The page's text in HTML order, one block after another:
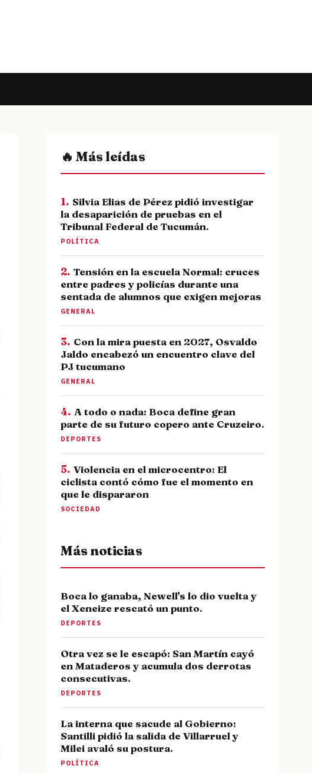
🔥 Más leídas
1. Silvia Elias de Pérez pidió investigar
la desaparición de pruebas en el
Tribunal Federal de Tucumán.
POLÍTICA
2. Tensión en la escuela Normal: cruces
entre padres y policías durante una
sentada de alumnos que exigen mejoras
GENERAL
3. Con la mira puesta en 2027, Osvaldo
Jaldo encabezó un encuentro clave del
PJ tucumano
GENERAL
4. A todo o nada: Boca define gran
parte de su futuro copero ante Cruzeiro.
DEPORTES
5. Violencia en el microcentro: El
ciclista contó cómo fue el momento en
que le dispararon
SOCIEDAD
Más noticias
Boca lo ganaba, Newell's lo dio vuelta y
el Xeneize rescató un punto.
DEPORTES
Otra vez se le escapó: San Martín cayó
en Mataderos y acumula dos derrotas
consecutivas.
DEPORTES
La interna que sacude al Gobierno:
Santilli pidió la salida de Villarruel y
Milei avaló su postura.
POLÍTICA